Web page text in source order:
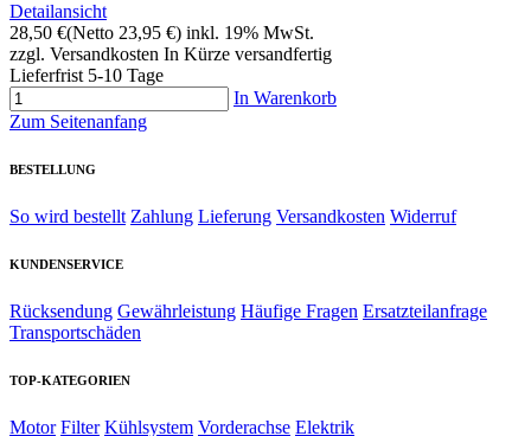
Detailansicht
28,50 €(Netto 23,95 €) inkl. 19% MwSt.
zzgl. Versandkosten In Kürze versandfertig
Lieferfrist 5-10 Tage
In Warenkorb
Zum Seitenanfang
BESTELLUNG
So wird bestellt Zahlung Lieferung Versandkosten Widerruf
KUNDENSERVICE
Rücksendung Gewährleistung Häufige Fragen Ersatzteilanfrage
Transportschäden
TOP-KATEGORIEN
Motor Filter Kühlsystem Vorderachse Elektrik